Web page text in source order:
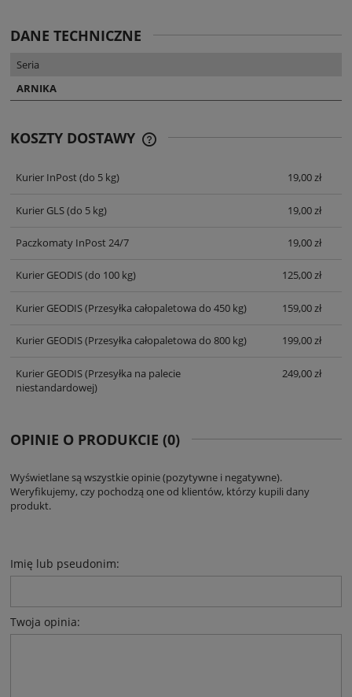
DANE TECHNICZNE
Seria
ARNIKA
KOSZTY DOSTAWY
Kurier InPost(do 5 kg) 19,00 zł
Kurier GLS(do 5 kg) 19,00 zł
Paczkomaty InPost 24/7 19,00 zł
Kurier GEODIS(do 100 kg) 125,00 zł
Kurier GEODIS(Przesyłka całopaletowa do 450 kg) 159,00 zł
Kurier GEODIS(Przesyłka całopaletowa do 800 kg) 199,00 zł
Kurier GEODIS(Przesyłka na palecie
niestandardowej)
249,00 zł
OPINIE O PRODUKCIE (0)
Wyświetlane są wszystkie opinie (pozytywne i negatywne).
Weryfikujemy, czy pochodzą one od klientów, którzy kupili dany
produkt.
Imię lub pseudonim:
Twoja opinia: